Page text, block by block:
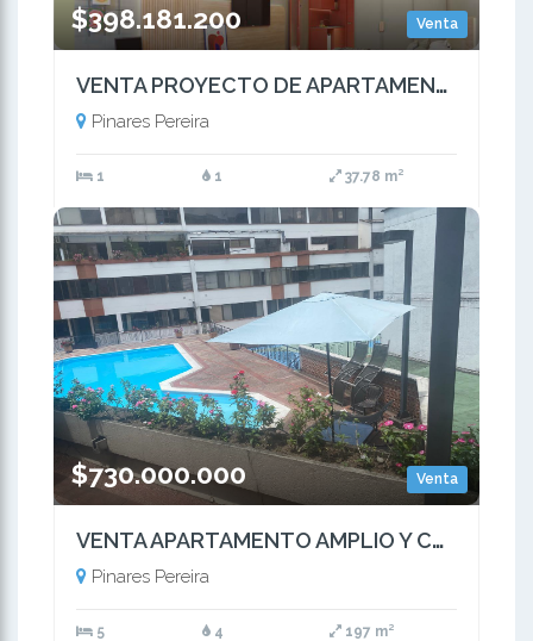
Venta
$398.181.200
VENTA PROYECTO DE APARTAMENTOS PARA RENTA CORTA ALAMOS PEREIRA
Pinares Pereira
1 1 37.78 m²
Venta
$730.000.000
VENTA APARTAMENTO AMPLIO Y CON EXCELENTE UBICACION PINARES PEREIRA
Pinares Pereira
5 4 197 m²